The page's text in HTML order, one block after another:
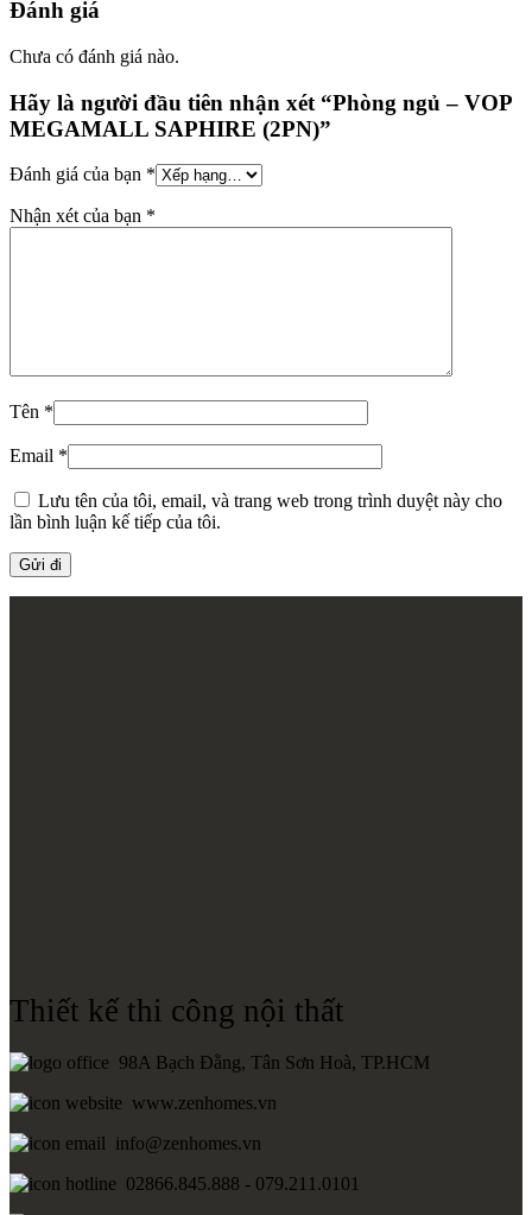
Đánh giá
Chưa có đánh giá nào.
Hãy là người đầu tiên nhận xét “Phòng ngủ – VOP
MEGAMALL SAPHIRE (2PN)”
Đánh giá của bạn *
Nhận xét của bạn *
Tên *
Email *
Lưu tên của tôi, email, và trang web trong trình duyệt này cho
lần bình luận kế tiếp của tôi.
Thiết kế thi công nội thất
98A Bạch Đằng, Tân Sơn Hoà, TP.HCM
www.zenhomes.vn
info@zenhomes.vn
02866.845.888 - 079.211.0101